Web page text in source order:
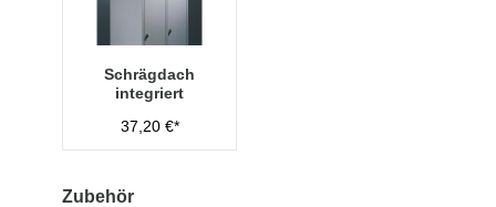
Schrägdach
integriert
37,20 €*
Zubehör